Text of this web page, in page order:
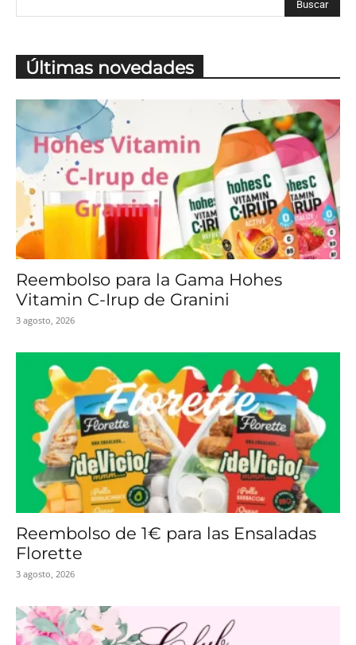
Últimas novedades
Reembolso para la Gama Hohes
Vitamin C-Irup de Granini
3 agosto, 2026
Reembolso de 1€ para las Ensaladas
Florette
3 agosto, 2026